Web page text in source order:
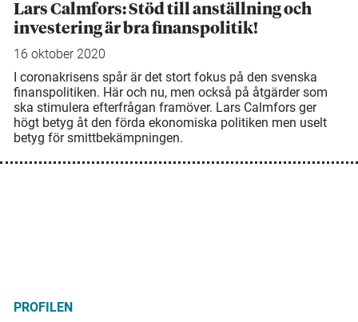
Lars Calmfors: Stöd till anställning och
investering är bra finanspolitik!
16 oktober 2020
I coronakrisens spår är det stort fokus på den svenska
finanspolitiken. Här och nu, men också på åtgärder som
ska stimulera efterfrågan framöver. Lars Calmfors ger
högt betyg åt den förda ekonomiska politiken men uselt
betyg för smittbekämpningen.
PROFILEN